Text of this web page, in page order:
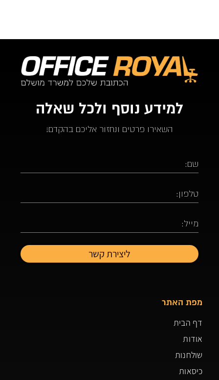
למידע נוסף ולכל שאלה
השאירו פרטים ונחזור אליכם בהקדם!
מפת האתר
דף הבית
אודות
שולחנות
כיסאות